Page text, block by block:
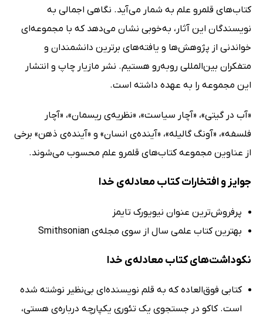
کتاب‌های قلمرو علم به شمار می‌آید. نگاهی اجمالی به
نویسندگان این آثار، به‌خوبی نشان می‌دهد که با مجموعه‌ای
خواندنی از پژوهش‌ها و یافته‌های برترین دانشمندان و
متفکران بین‌المللی روبه‌رو هستیم. نشر مازیار چاپ و انتشار
این مجموعه را به عهده داشته است.
«آب در گیتی»، «آچار سیاست»، «نظریه‌ی ریسمان»، «آچار
فلسفه»، «آونگ گالیله»، «آینده‌ی انسان» و «آینده‌ی ذهن» برخی
از عناوین مجموعه کتاب‌های قلمرو علم محسوب می‌شوند.
جوایز و افتخارات کتاب معادله‌ی خدا
پرفروش‌ترین عنوان نیویورک تایمز
بهترین کتاب علمی سال از سوی مجله‌ی Smithsonian
نکوداشت‌های کتاب معادله‌ی خدا
کتابی فوق‌العاده که به قلم نویسنده‌ای بی‌نظیر نوشته شده
است. کاکو در جستجوی یک تئوری یکپارچه درباره‌ی هستی،